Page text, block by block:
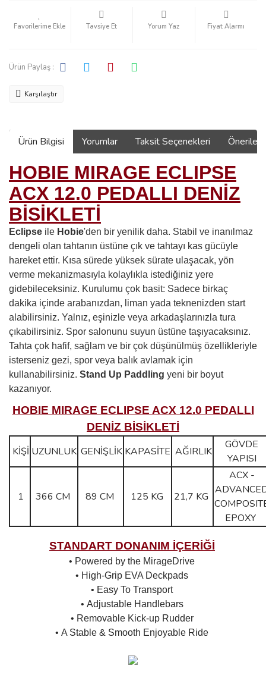
Tavsiye Et Yorum Yaz Fiyat Alarmı
Ürün Paylaş :
Karşılaştır
Ürün Bilgisi Yorumlar Taksit Seçenekleri
HOBIE MIRAGE ECLIPSE
ACX 12.0 PEDALLI DENİZ
BİSİKLETİ
Eclipse ile Hobie'den bir yenilik daha. Stabil ve inanılmaz
dengeli olan tahtanın üstüne çık ve tahtayı kas gücüyle
hareket ettir. Kısa sürede yüksek sürate ulaşacak, yön
verme mekanizmasıyla kolaylıkla istediğiniz yere
gidebileceksiniz. Kurulumu çok basit: Sadece birkaç
dakika içinde arabanızdan, liman yada teknenizden start
alabilirsiniz. Yalnız, eşinizle veya arkadaşlarınızla tura
çıkabilirsiniz. Spor salonunu suyun üstüne taşıyacaksınız.
Tahta çok hafif, sağlam ve bir çok düşünülmüş özellikleriyle
isterseniz gezi, spor veya balık avlamak için
kullanabilirsiniz. Stand Up Paddling yeni bir boyut
kazanıyor.
HOBIE MIRAGE ECLIPSE ACX 12.0 PEDALLI
DENİZ BİSİKLETİ
KİŞİ UZUNLUK GENİŞLİK KAPASİTE AĞIRLIK
GÖVDE
YAPISI
1 366 CM 89 CM 125 KG 21,7 KG
ACX -
EPOXY
STANDART DONANIM İÇERİĞİ
• Powered by the MirageDrive
• High-Grip EVA Deckpads
• Easy To Transport
• Adjustable Handlebars
• Removable Kick-up Rudder
• A Stable & Smooth Enjoyable Ride